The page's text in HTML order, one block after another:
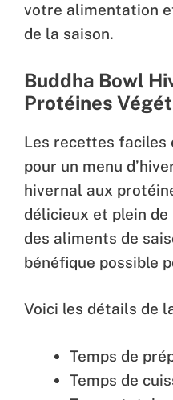
votre alimentation
de la saison.
Buddha Bowl
Protéines
Les recettes faciles
pour un menu
hivernal aux
délicieux et plein
des aliments de
bénéfique possible
Voici les détails de
Temps de
Temps de